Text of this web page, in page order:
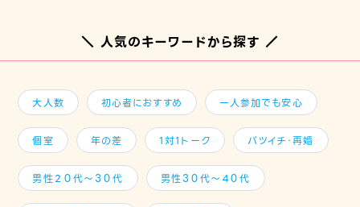
＼ 人気のキーワードから探す ／
大人数 初心者におすすめ 一人参加でも安心
個室 年の差 1対1トーク バツイチ・再婚
男性２０代～３０代 男性３０代～４０代